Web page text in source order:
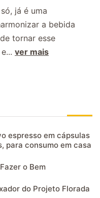
já é uma
a bebida
tornar esse
ver mais
espresso em cápsulas
para consumo em casa
o Bem
do Projeto Florada